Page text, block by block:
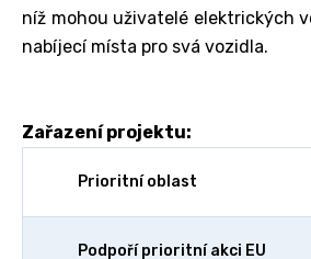
níž mohou uživatelé elektrických
nabíjecí místa pro svá vozidla.
Zařazení projektu:
Prioritní oblast
Podpoří prioritní akci EU